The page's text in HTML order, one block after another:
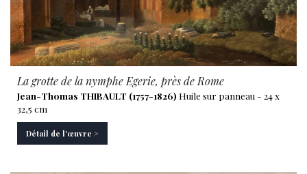
La grotte de la nymphe Egerie, près de Rome
Jean-Thomas THIBAULT (1757-1826) Huile sur panneau - 24 x
32,5 cm
Détail de l'œuvre >